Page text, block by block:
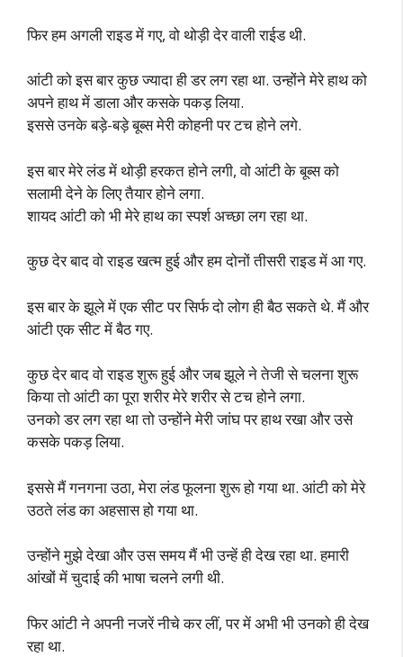
फिर हम अगली राइड में गए, वो थोड़ी देर वाली राईड थी.
आंटी को इस बार कुछ ज्यादा ही डर लग रहा था. उन्होंने मेरे हाथ को
अपने हाथ में डाला और कसके पकड़ लिया.
इससे उनके बड़े-बड़े बूब्स मेरी कोहनी पर टच होने लगे.
इस बार मेरे लंड में थोड़ी हरकत होने लगी, वो आंटी के बूब्स को
सलामी देने के लिए तैयार होने लगा.
शायद आंटी को भी मेरे हाथ का स्पर्श अच्छा लग रहा था.
कुछ देर बाद वो राइड खत्म हुई और हम दोनों तीसरी राइड में आ गए.
इस बार के झूले में एक सीट पर सिर्फ दो लोग ही बैठ सकते थे. मैं और
आंटी एक सीट में बैठ गए.
कुछ देर बाद वो राइड शुरू हुई और जब झूले ने तेजी से चलना शुरू
किया तो आंटी का पूरा शरीर मेरे शरीर से टच होने लगा.
उनको डर लग रहा था तो उन्होंने मेरी जांघ पर हाथ रखा और उसे
कसके पकड़ लिया.
इससे मैं गनगना उठा, मेरा लंड फूलना शुरू हो गया था. आंटी को मेरे
उठते लंड का अहसास हो गया था.
उन्होंने मुझे देखा और उस समय मैं भी उन्हें ही देख रहा था. हमारी
आंखों में चुदाई की भाषा चलने लगी थी.
फिर आंटी ने अपनी नजरें नीचे कर लीं, पर में अभी भी उनको ही देख
रहा था.